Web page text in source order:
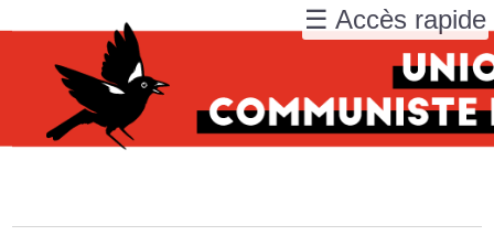
☰ Accès rapide